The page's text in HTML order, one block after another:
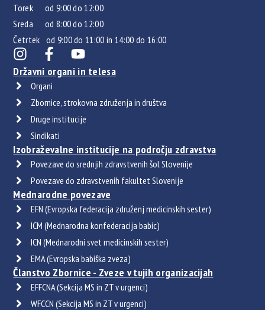
Torek od 9:00 do 12:00
Sreda od 8:00 do 12:00
Četrtek od 9:00 do 11:00 in 14:00 do 16:00
Državni organi in telesa
Organi
Zbornice, strokovna združenja in društva
Druge institucije
Sindikati
Izobraževalne institucije na področju zdravstva
Povezave do srednjih zdravstvenih šol Slovenije
Povezave do zdravstvenih fakultet Slovenije
Mednarodne povezave
EFN (Evropska federacija združenj medicinskih sester)
ICM (Mednarodna konfederacija babic)
ICN (Mednarodni svet medicinskih sester)
EMA (Evropska babiška zveza)
Članstvo Zbornice - Zveze v tujih organizacijah
EFFCNA (Sekcija MS in ZT v urgenci)
WFCCN (Sekcija MS in ZT v urgenci)